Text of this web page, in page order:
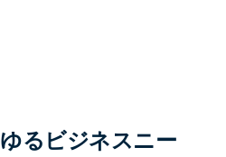
るビジネスニー